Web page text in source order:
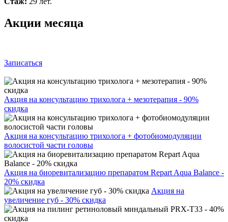
Акции месяца
Записаться
Акция на консультацию трихолога + мезотерапия - 90%
скидка
Акция на консультацию трихолога + фотобиомодуляции
волосистой части головы
Акция на биоревитализацию препаратом Repart Aqua Balance -
20% скидка
Акция на
увеличение губ - 30% скидка